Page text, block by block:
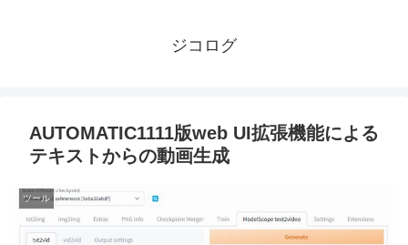
ジコログ
AUTOMATIC1111版web UI拡張機能による
テキストからの動画生成
ツール